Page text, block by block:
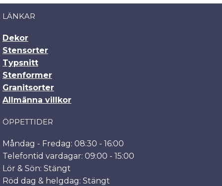
LÄNKAR
Dekor
Stensorter
Typsnitt
Stenformer
Granitsorter
Allmänna villkor
ÖPPETTIDER
Måndag - Fredag: 08:30 - 16:00
Telefontid vardagar: 09:00 - 15:00
Lör & Sön: Stängt
Röd dag & helgdag: Stängt